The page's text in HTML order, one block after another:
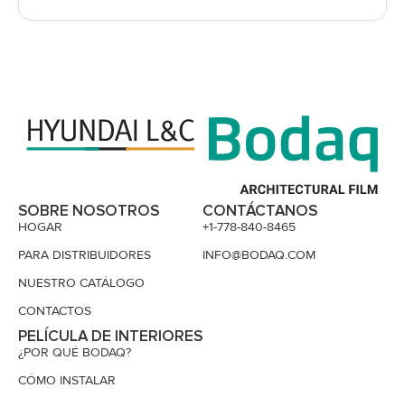
SOBRE NOSOTROS
HOGAR
PARA DISTRIBUIDORES
NUESTRO CATÁLOGO
CONTACTOS
PELÍCULA DE INTERIORES
¿POR QUÉ BODAQ?
CÓMO INSTALAR
CONTÁCTANOS
+1-778-840-8465
INFO@BODAQ.COM